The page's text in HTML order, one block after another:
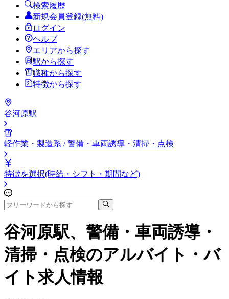
検索履歴
新規会員登録(無料)
ログイン
ヘルプ
エリアから探す
駅から探す
職種から探す
特徴から探す
谷河原駅
軽作業・製造系 / 警備・車両誘導・清掃・点検
特徴を選択(時給・シフト・期間など)
谷河原駅、警備・車両誘導・
清掃・点検のアルバイト・バ
イト求人情報